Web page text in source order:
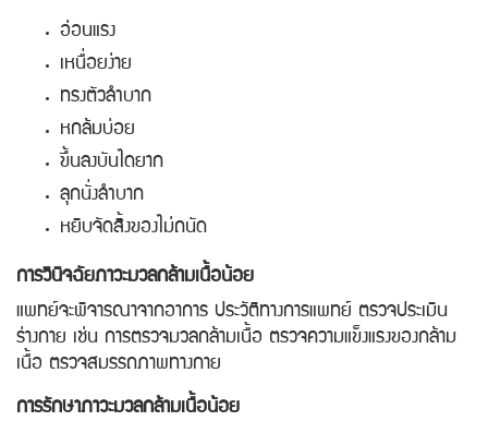
อ่อนแรง
เหนื่อยง่าย
ทรงตัวลำบาก
หกล้มบ่อย
ขึ้นลงบันไดยาก
ลึุกนั่งลำบาก
หยิบจัดสิ้งของไม่ถนัด
การวินิจฉัยภาวะมวลกล้ามเนื้อน้อย
แพทย์จะพิจารณาจากอาการ ประวัติทางการแพทย์ ตรวจประเมิน
ร่างกาย เช่น การตรวจมวลกล้ามเนื้อ ตรวจความแข็งแรงของกล้าม
เนื้อ ตรวจสมรรถภาพทางกาย
การรักษาภาวะมวลกล้ามเนื้อน้อย